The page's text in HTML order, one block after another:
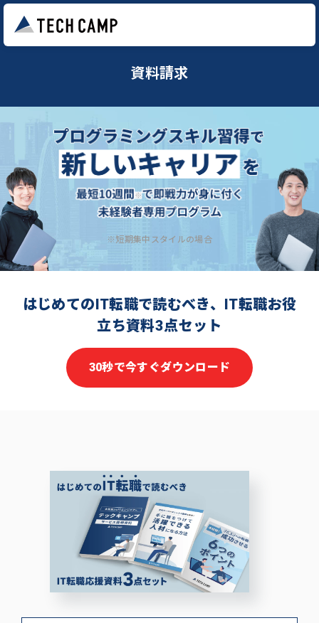
資料請求
※短期集中スタイルの場合
はじめてのIT転職で読むべき、IT転職お役
立ち資料3点セット
30秒で今すぐダウンロード